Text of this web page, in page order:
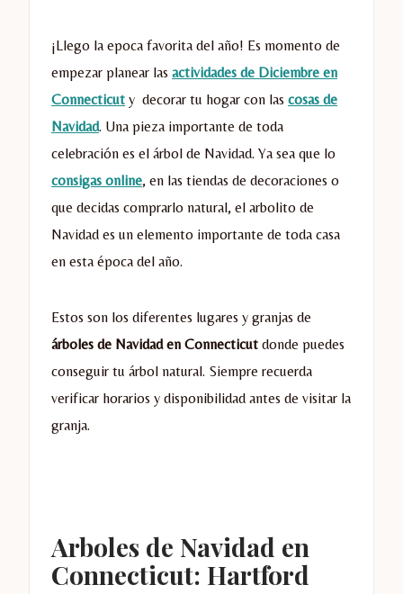
¡Llego la epoca favorita del año! Es momento de
empezar planear las actividades de Diciembre en
Connecticut y decorar tu hogar con las cosas de
Navidad. Una pieza importante de toda
celebración es el árbol de Navidad. Ya sea que lo
consigas online, en las tiendas de decoraciones o
que decidas comprarlo natural, el arbolito de
Navidad es un elemento importante de toda casa
en esta época del año.
Estos son los diferentes lugares y granjas de
árboles de Navidad en Connecticut donde puedes
conseguir tu árbol natural. Siempre recuerda
verificar horarios y disponibilidad antes de visitar la
granja.
Arboles de Navidad en
Connecticut: Hartford